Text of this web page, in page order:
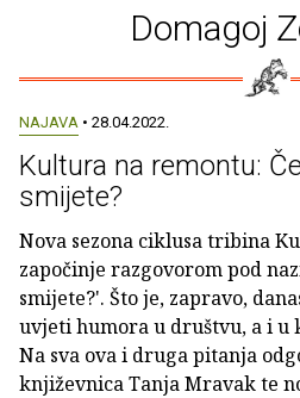
Domagoj
NAJAVA • 28.04.2022.
Kultura na remontu:
smijete?
Nova sezona ciklusa tribina
započinje razgovorom pod
smijete?'. Što je, zapravo,
uvjeti humora u društvu, a i u
Na sva ova i druga pitanja
književnica Tanja Mravak te